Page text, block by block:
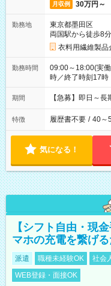
月収例 30万円～
勤務地
東京都墨田区
両国駅から徒歩8分
衣料用繊維製品
勤務時間
09:00～18:00(実
時／終了時刻17時
期間 【急募】即日～
特徴 履歴書不要 / 40～
気になる！
【シフト自由・現
マホの充電を繋げる
派遣 職種未経験OK 社会
WEB登録・面接OK